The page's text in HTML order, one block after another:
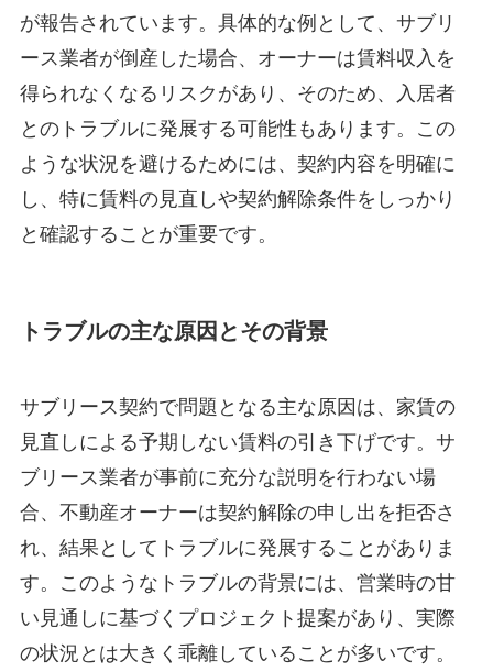
が報告されています。具体的な例として、サブリ
ース業者が倒産した場合、オーナーは賃料収入を
得られなくなるリスクがあり、そのため、入居者
とのトラブルに発展する可能性もあります。この
ような状況を避けるためには、契約内容を明確に
し、特に賃料の見直しや契約解除条件をしっかり
と確認することが重要です。
トラブルの主な原因とその背景
サブリース契約で問題となる主な原因は、家賃の
見直しによる予期しない賃料の引き下げです。サ
ブリース業者が事前に充分な説明を行わない場
合、不動産オーナーは契約解除の申し出を拒否さ
れ、結果としてトラブルに発展することがありま
す。このようなトラブルの背景には、営業時の甘
い見通しに基づくプロジェクト提案があり、実際
の状況とは大きく乖離していることが多いです。